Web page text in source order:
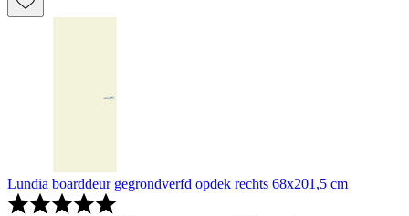
Lundia boarddeur gegrondverfd opdek rechts 68x201,5 cm